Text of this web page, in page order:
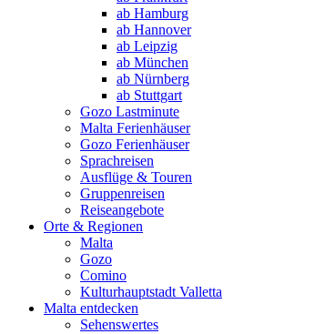
ab Hamburg
ab Hannover
ab Leipzig
ab München
ab Nürnberg
ab Stuttgart
Gozo Lastminute
Malta Ferienhäuser
Gozo Ferienhäuser
Sprachreisen
Ausflüge & Touren
Gruppenreisen
Reiseangebote
Orte & Regionen
Malta
Gozo
Comino
Kulturhauptstadt Valletta
Malta entdecken
Sehenswertes